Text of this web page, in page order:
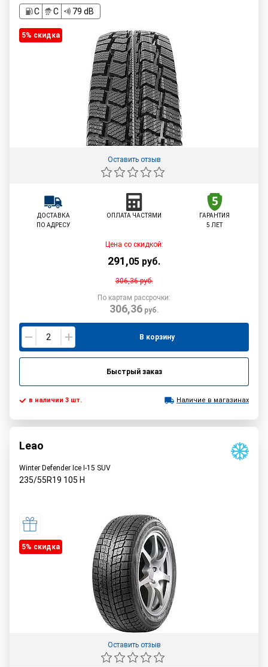
C C 79 dB
5% cкидка
Оставить отзыв
ДОСТАВКА
ПО АДРЕСУ
ОПЛАТА ЧАСТЯМИ
ГАРАНТИЯ
5 ЛЕТ
Цена со скидкой:
291,05 руб.
306,36руб.
По картам рассрочки:
306,36руб.
В корзину
Быстрый заказ
в наличии 3 шт. Наличие в магазинах
Leao
Winter Defender Ice I-15 SUV
235/55R19 105 H
5% cкидка
Оставить отзыв